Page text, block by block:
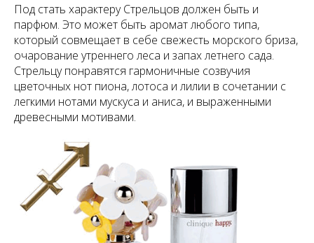
Под стать характеру Стрельцов должен быть и
парфюм. Это может быть аромат любого типа,
который совмещает в себе свежесть морского бриза,
очарование утреннего леса и запах летнего сада.
Стрельцу понравятся гармоничные созвучия
цветочных нот пиона, лотоса и лилии в сочетании с
легкими нотами мускуса и аниса, и выраженными
древесными мотивами.